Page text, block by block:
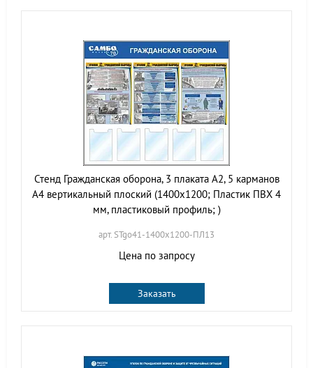
Стенд Гражданская оборона, 3 плаката А2, 5 карманов
А4 вертикальный плоский (1400х1200; Пластик ПВХ 4
мм, пластиковый профиль; )
арт. STgo41-1400х1200-ПЛ13
Цена по запросу
Заказать